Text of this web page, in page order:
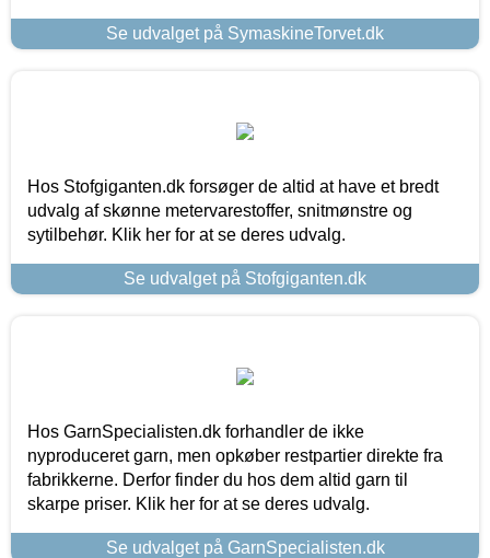
Se udvalget på SymaskineTorvet.dk
Hos Stofgiganten.dk forsøger de altid at have et bredt
udvalg af skønne metervarestoffer, snitmønstre og
sytilbehør. Klik her for at se deres udvalg.
Se udvalget på Stofgiganten.dk
Hos GarnSpecialisten.dk forhandler de ikke
nyproduceret garn, men opkøber restpartier direkte fra
fabrikkerne. Derfor finder du hos dem altid garn til
skarpe priser. Klik her for at se deres udvalg.
Se udvalget på GarnSpecialisten.dk